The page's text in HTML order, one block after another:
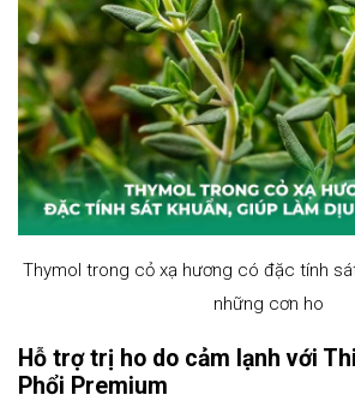
Thymol trong cỏ xạ hương có đặc tính
những cơn ho
Hỗ trợ trị ho do cảm lạnh với
Phổi Premium